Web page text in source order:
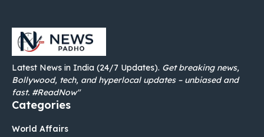
Latest News in India (24/7 Updates). Get breaking news,
Bollywood, tech, and hyperlocal updates – unbiased and
fast. #ReadNow"
Categories
World Affairs